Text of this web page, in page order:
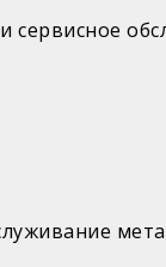
сервисное